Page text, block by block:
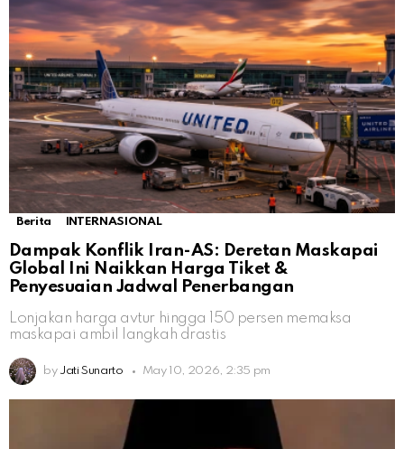
Berita INTERNASIONAL
Dampak Konflik Iran-AS: Deretan Maskapai
Global Ini Naikkan Harga Tiket &
Penyesuaian Jadwal Penerbangan
Lonjakan harga avtur hingga 150 persen memaksa
maskapai ambil langkah drastis
by Jati Sunarto May 10, 2026, 2:35 pm